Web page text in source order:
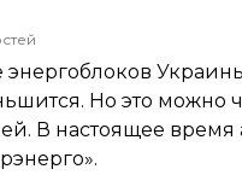
Но это можно
В настоящее